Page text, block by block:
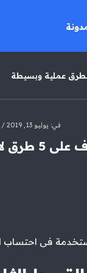
في: يوليو 13, 2019
الاهلاك بطرق عملية وبسيطة
فى احتساب